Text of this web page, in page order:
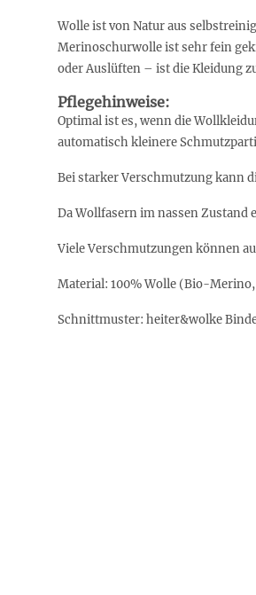
Wolle ist von Natur aus
Merinoschurwolle ist sehr fein
oder Auslüften – ist die Kleidung
Pflegehinweise:
Optimal ist es, wenn die
automatisch kleinere
Bei starker Verschmutzung kann
Da Wollfasern im nassen
Viele Verschmutzungen können
Material: 100% Wolle (Bio-
Schnittmuster: heiter&wolke